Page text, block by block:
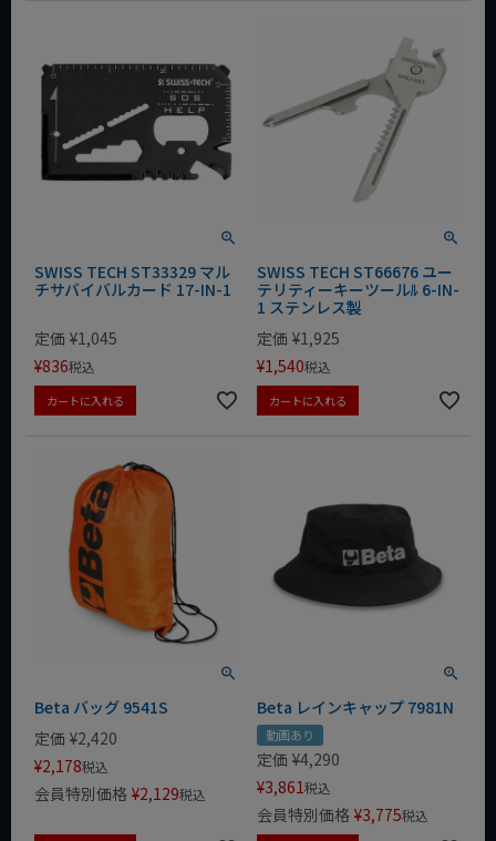
SWISS TECH ST33329 マル
チサバイバルカード 17-IN-1
定価 ¥1,045
¥836税込
カートに入れる
SWISS TECH ST66676 ユー
テリティーキーツールﾙ 6-IN-
1 ステンレス製
定価 ¥1,925
¥1,540税込
カートに入れる
Beta バッグ 9541S
定価 ¥2,420
¥2,178税込
会員特別価格 ¥2,129税込
Beta レインキャップ 7981N
動画あり
定価 ¥4,290
¥3,861税込
会員特別価格 ¥3,775税込